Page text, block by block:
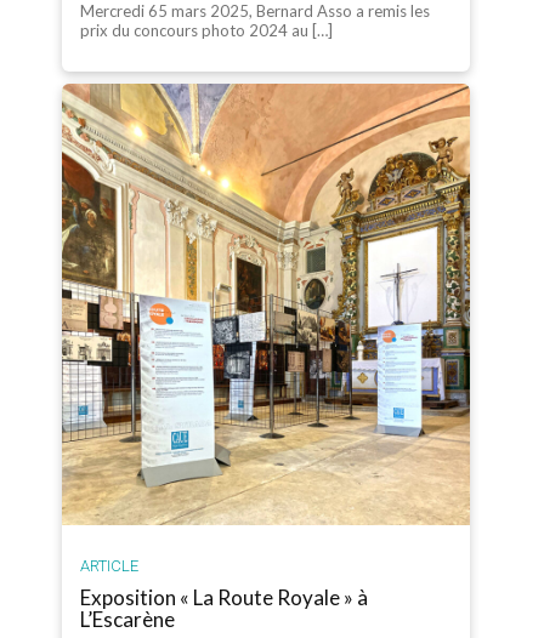
Mercredi 65 mars 2025, Bernard Asso a remis les
prix du concours photo 2024 au […]
ARTICLE
Exposition « La Route Royale » à
L’Escarène